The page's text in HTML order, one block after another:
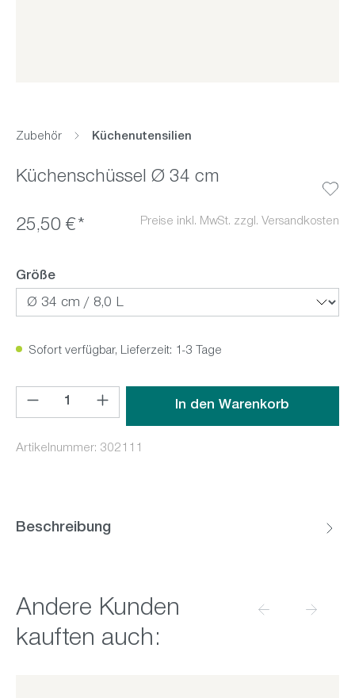
Zubehör Küchenutensilien
Küchenschüssel Ø 34 cm
25,50 €* Preise inkl. MwSt. zzgl. Versandkosten
Größeauswählen
Sofort verfügbar, Lieferzeit: 1-3 Tage
Produkt Anzahl: Gib den gewünschten Wert ein oder
In den Warenkorb
Artikelnummer: 302111
Beschreibung
Produktgalerie überspringen
Andere Kunden
kauften auch: